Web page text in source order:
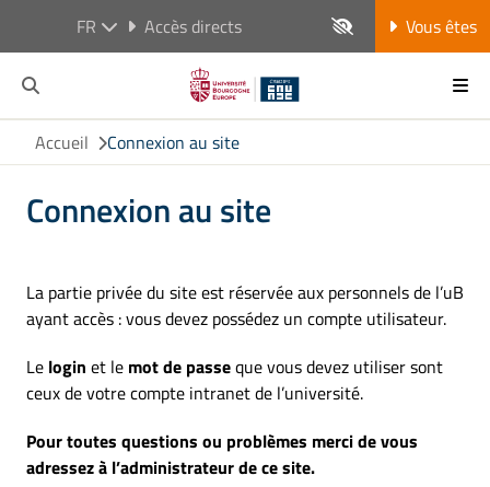
FR Accès directs Vous êtes
Accueil Connexion au site
Connexion au site
La partie privée du site est réservée aux personnels de l’uB
ayant accès : vous devez possédez un compte utilisateur.
Le login et le mot de passeque vous devez utiliser sont
ceux de votre compte intranet de l’université.
Pour toutes questions ou problèmes merci de vous
adressez à l’administrateur de ce site.